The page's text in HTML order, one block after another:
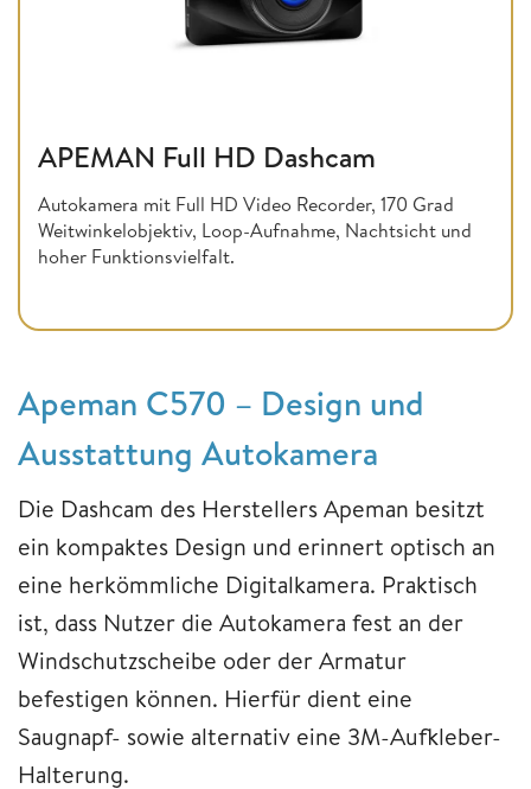
APEMAN Full HD Dashcam
Autokamera mit Full HD Video Recorder, 170 Grad
Weitwinkelobjektiv, Loop-Aufnahme, Nachtsicht und
hoher Funktionsvielfalt.
Apeman C570 – Design und
Ausstattung Autokamera
Die Dashcam des Herstellers Apeman besitzt
ein kompaktes Design und erinnert optisch an
eine herkömmliche Digitalkamera. Praktisch
ist, dass Nutzer die Autokamera fest an der
Windschutzscheibe oder der Armatur
befestigen können. Hierfür dient eine
Saugnapf- sowie alternativ eine 3M-Aufkleber-
Halterung.